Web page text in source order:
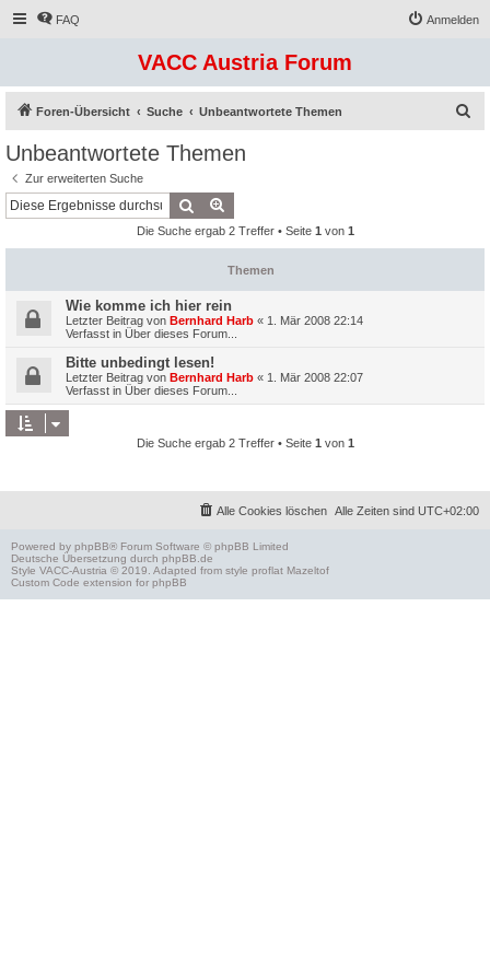
FAQ Anmelden
VACC Austria Forum
Foren-Übersicht Suche Unbeantwortete Themen
Unbeantwortete Themen
Zur erweiterten Suche
Suche
Die Suche ergab 2 Treffer • Seite 1 von 1
Themen
Wie komme ich hier rein
Letzter Beitrag von Bernhard Harb « 1. Mär 2008 22:14
Verfasst in Über dieses Forum...
Bitte unbedingt lesen!
Letzter Beitrag von Bernhard Harb « 1. Mär 2008 22:07
Verfasst in Über dieses Forum...
Die Suche ergab 2 Treffer • Seite 1 von 1
Alle Zeiten sind UTC+02:00
Alle Cookies löschen
Powered by phpBB® Forum Software © phpBB Limited
Deutsche Übersetzung durch phpBB.de
Style VACC-Austria © 2019. Adapted from style proflat Mazeltof
Custom Code extension for phpBB